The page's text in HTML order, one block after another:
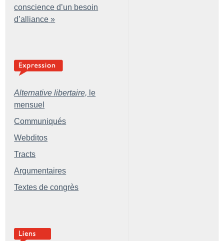
conscience d’un besoin
d’alliance »
Alternative libertaire, le
mensuel
Communiqués
Webditos
Tracts
Argumentaires
Textes de congrès